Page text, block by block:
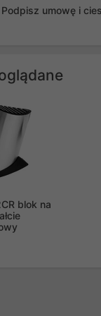
Podpisz umowę i
blok na